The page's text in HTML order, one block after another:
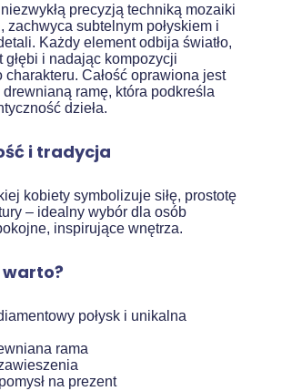
precyzją techniką mozaiki
zachwyca subtelnym połyskiem i
Każdy element odbija światło,
głębi i nadając kompozycji
charakteru. Całość oprawiona jest
ramę, która podkreśla
dzieła.
i tradycja
kobiety symbolizuje siłę, prostotę
– idealny wybór dla osób
inspirujące wnętrza.
połysk i unikalna
rama
na prezent